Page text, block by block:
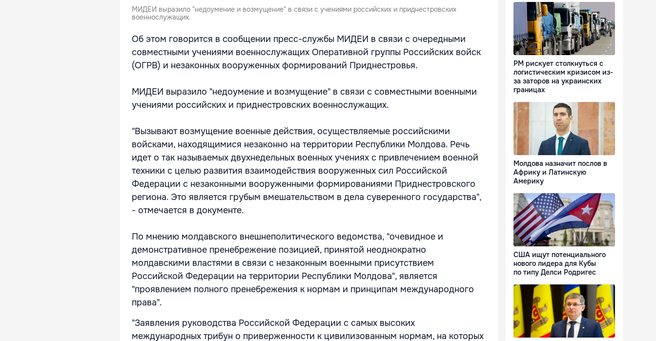
МИДЕИ выразило "недоумение и возмущение" в связи с учениями российских и приднестровских
военнослужащих.
Об этом говорится в сообщении пресс-службы МИДЕИ в связи с очередными
совместными учениями военнослужащих Оперативной группы Российских войск
(ОГРВ) и незаконных вооруженных формирований Приднестровья.
МИДЕИ выразило "недоумение и возмущение" в связи с совместными военными
учениями российских и приднестровских военнослужащих.
"Вызывают возмущение военные действия, осуществляемые российскими
войсками, находящимися незаконно на территории Республики Молдова. Речь
идет о так называемых двухнедельных военных учениях с привлечением военной
техники с целью развития взаимодействия вооруженных сил Российской
Федерации с незаконными вооруженными формированиями Приднестровского
региона. Это является грубым вмешательством в дела суверенного государства",
- отмечается в документе.
По мнению молдавского внешнеполитического ведомства, "очевидное и
демонстративное пренебрежение позицией, принятой неоднократно
молдавскими властями в связи с незаконным военными присутствием
Российской Федерации на территории Республики Молдова", является
"проявлением полного пренебрежения к нормам и принципам международного
права".
"Заявления руководства Российской Федерации с самых высоких
международных трибун о приверженности к цивилизованным нормам, на которых
РМ рискует столкнуться с
логистическим кризисом из-
за заторов на украинских
границах
Молдова назначит послов в
Африку и Латинскую
Америку
США ищут потенциального
нового лидера для Кубы
по типу Делси Родригес